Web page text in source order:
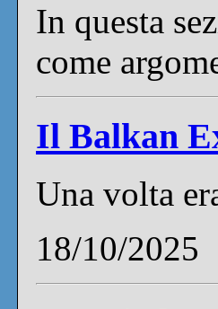
In questa
come
Il Balkan
Una volta
18/10/2025